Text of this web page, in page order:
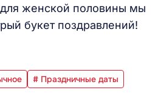
женской половины мы
букет поздравлений!
# Праздничные даты